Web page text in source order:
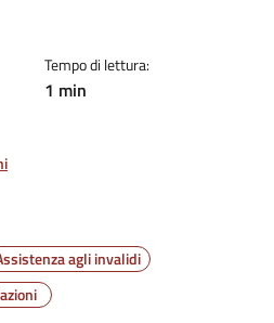
Tempo di lettura:
1 min
agli invalidi